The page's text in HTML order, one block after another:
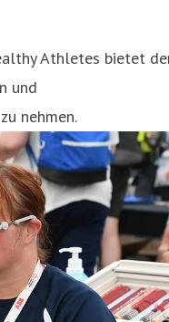
Athletes bietet
und
nehmen.